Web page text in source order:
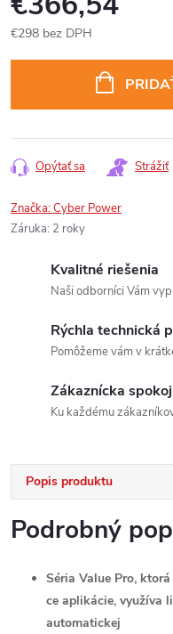
€298 bez DPH
Opýtať sa Strážiť
Značka:Cyber Power
Záruka: 2 roky
Kvalitné riešenia
Naši odborníci Vám
Rýchla technická
Pomôžeme vám v
Zákaznícka
Ku každému
Popis produktu
Podrobný
Séria Value Pro,
ce aplikácie, využíva
automatickej